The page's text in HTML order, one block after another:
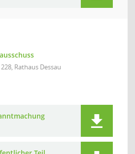
Rathaus Dessau